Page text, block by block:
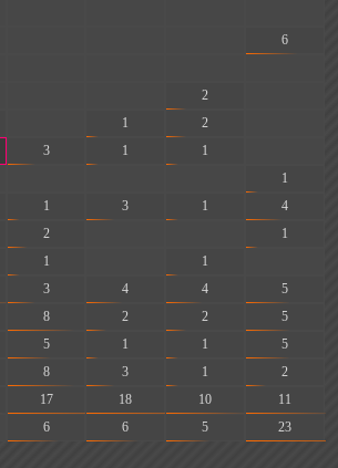
6
2
1 2
3 1 1
1
1 3 1
4
2
1
1 1
3 4 4
5
8 2 2
5
5 1 1
5
8 3 1
2
17 18 10
11
6 6 5 23